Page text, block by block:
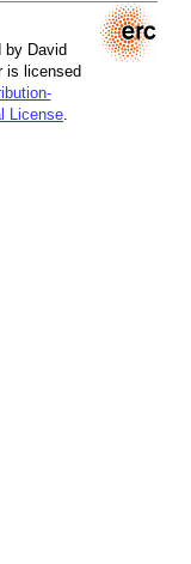
by David
is licensed
License.